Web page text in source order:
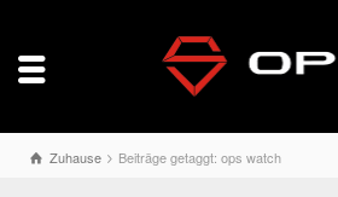
Zuhause Beiträge getaggt: ops watch